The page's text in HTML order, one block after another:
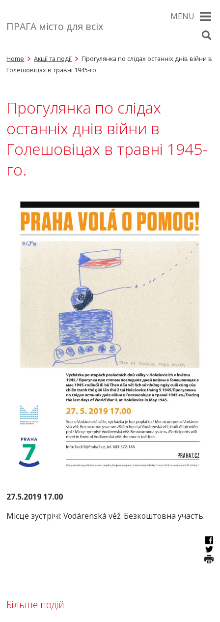
ПРАГА місто для всіх
MENU
Home Акції та події
Прогулянка по слідах останніх днів війни в
Голешовіцах в травні 1945-го.
Прогулянка по слідах
останніх днів війни в
Голешовіцах в травні 1945-
го.
27.5.2019 17.00
Місце зустрічі: Vodárenská věž. Безкоштовна участь.
Більше подій